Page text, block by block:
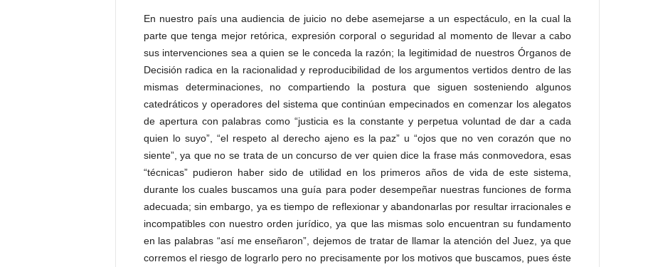
En nuestro país una audiencia de juicio no debe asemejarse a un espectáculo, en la cual la
parte que tenga mejor retórica, expresión corporal o seguridad al momento de llevar a cabo
sus intervenciones sea a quien se le conceda la razón; la legitimidad de nuestros Órganos de
Decisión radica en la racionalidad y reproducibilidad de los argumentos vertidos dentro de las
mismas determinaciones, no compartiendo la postura que siguen sosteniendo algunos
catedráticos y operadores del sistema que continúan empecinados en comenzar los alegatos
de apertura con palabras como “justicia es la constante y perpetua voluntad de dar a cada
quien lo suyo”, “el respeto al derecho ajeno es la paz” u “ojos que no ven corazón que no
siente”, ya que no se trata de un concurso de ver quien dice la frase más conmovedora, esas
“técnicas” pudieron haber sido de utilidad en los primeros años de vida de este sistema,
durante los cuales buscamos una guía para poder desempeñar nuestras funciones de forma
adecuada; sin embargo, ya es tiempo de reflexionar y abandonarlas por resultar irracionales e
incompatibles con nuestro orden jurídico, ya que las mismas solo encuentran su fundamento
en las palabras “así me enseñaron”, dejemos de tratar de llamar la atención del Juez, ya que
corremos el riesgo de lograrlo pero no precisamente por los motivos que buscamos, pues éste